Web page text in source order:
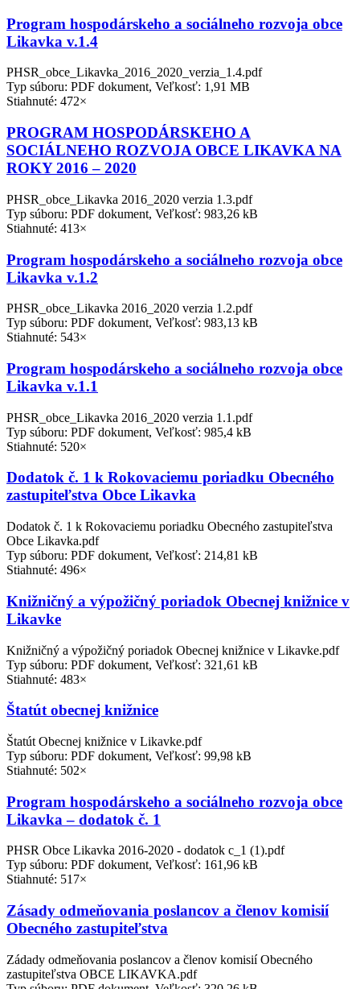
Program hospodárskeho a sociálneho rozvoja obce
Likavka v.1.4
PHSR_obce_Likavka_2016_2020_verzia_1.4.pdf
Typ súboru: PDF dokument, Veľkosť: 1,91 MB
Stiahnuté: 472×
PROGRAM HOSPODÁRSKEHO A
SOCIÁLNEHO ROZVOJA OBCE LIKAVKA NA
ROKY 2016 – 2020
PHSR_obce_Likavka 2016_2020 verzia 1.3.pdf
Typ súboru: PDF dokument, Veľkosť: 983,26 kB
Stiahnuté: 413×
Program hospodárskeho a sociálneho rozvoja obce
Likavka v.1.2
PHSR_obce_Likavka 2016_2020 verzia 1.2.pdf
Typ súboru: PDF dokument, Veľkosť: 983,13 kB
Stiahnuté: 543×
Program hospodárskeho a sociálneho rozvoja obce
Likavka v.1.1
PHSR_obce_Likavka 2016_2020 verzia 1.1.pdf
Typ súboru: PDF dokument, Veľkosť: 985,4 kB
Stiahnuté: 520×
Dodatok č. 1 k Rokovaciemu poriadku Obecného
zastupiteľstva Obce Likavka
Dodatok č. 1 k Rokovaciemu poriadku Obecného zastupiteľstva
Obce Likavka.pdf
Typ súboru: PDF dokument, Veľkosť: 214,81 kB
Stiahnuté: 496×
Knižničný a výpožičný poriadok Obecnej knižnice v
Likavke
Knižničný a výpožičný poriadok Obecnej knižnice v Likavke.pdf
Typ súboru: PDF dokument, Veľkosť: 321,61 kB
Stiahnuté: 483×
Štatút obecnej knižnice
Štatút Obecnej knižnice v Likavke.pdf
Typ súboru: PDF dokument, Veľkosť: 99,98 kB
Stiahnuté: 502×
Program hospodárskeho a sociálneho rozvoja obce
Likavka – dodatok č. 1
PHSR Obce Likavka 2016-2020 - dodatok c_1 (1).pdf
Typ súboru: PDF dokument, Veľkosť: 161,96 kB
Stiahnuté: 517×
Zásady odmeňovania poslancov a členov komisií
Obecného zastupiteľstva
Zádady odmeňovania poslancov a členov komisií Obecného
zastupiteľstva OBCE LIKAVKA.pdf